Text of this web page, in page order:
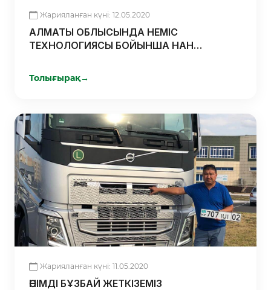
Жарияланған күні: 12.05.2020
АЛМАТЫ ОБЛЫСЫНДА НЕМІС
ТЕХНОЛОГИЯСЫ БОЙЫНША НАН
ҚАРЖЫЛАНДЫРЫЛДЫ
Толығырақ→
Жарияланған күні: 11.05.2020
ӨНІМДІ БҰЗБАЙ ЖЕТКІЗЕМІЗ